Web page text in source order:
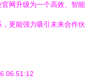
网升级为一个高效、智能
更能强力吸引未来合作伙
06:51:12